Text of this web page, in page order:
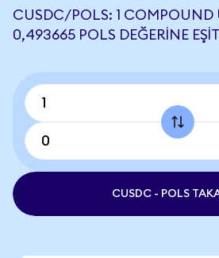
CUSDC/POLS: 1 COMPOUND
0,493665 POLS DEĞERINE
CUSDC - POLS